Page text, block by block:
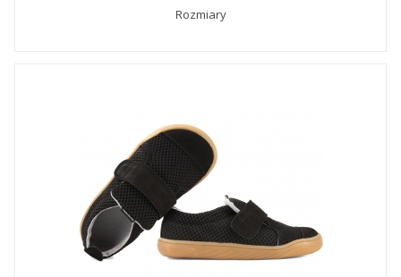
Rozmiary